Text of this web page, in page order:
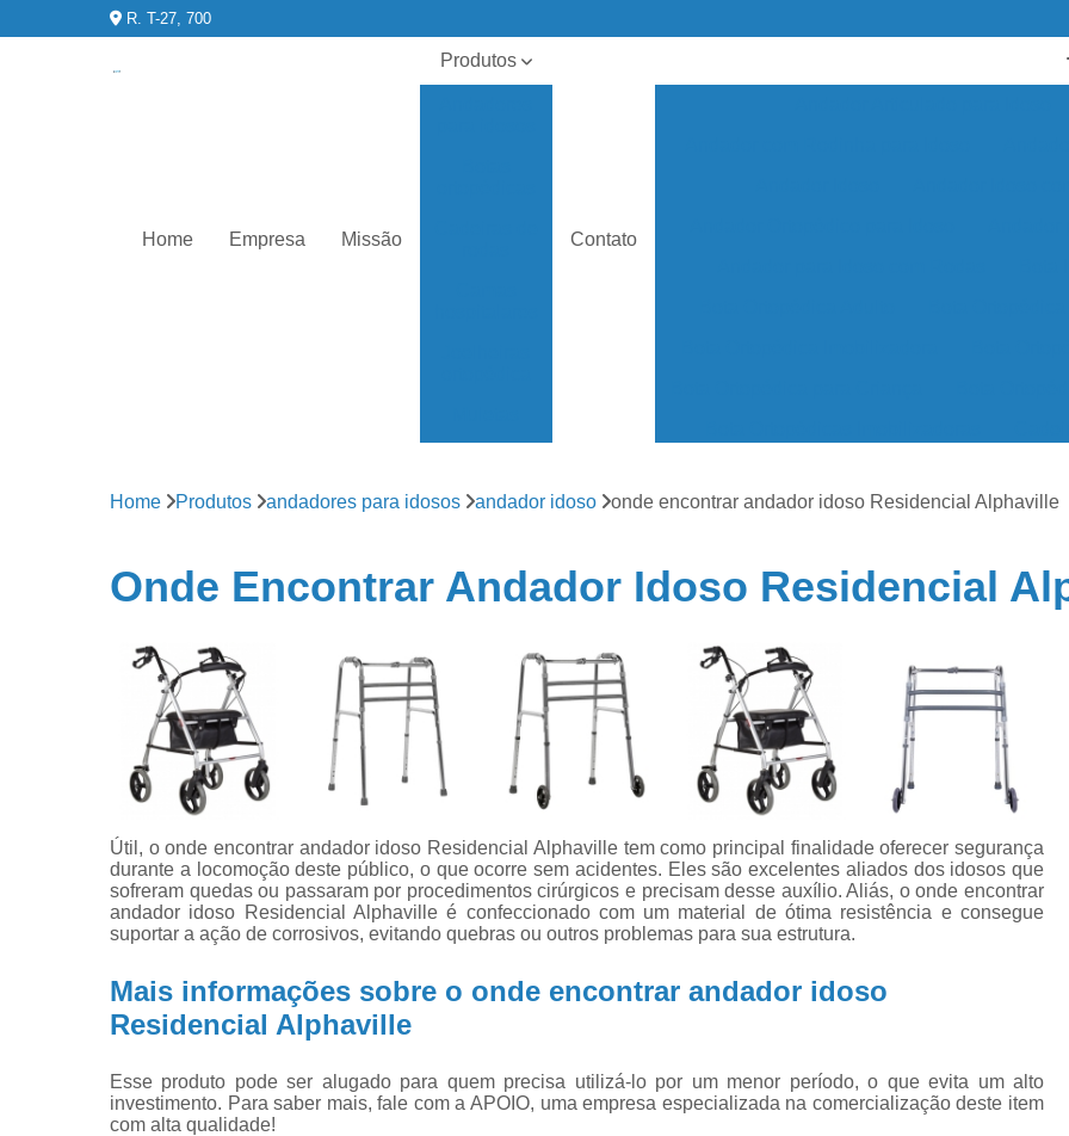
R. T-27, 700
Home Empresa Missão
Produtos
Contato
Cadeira de Rodas Infantil
Cadeira de
Cadeira de Rodas Simples
Cadeira
Cama Hospitalar Automatizada
Cama Hospitalar com Controle
Cama Hospitalar Motorizada
Cama
Cama Hospitalar Tipo Automática
Joelheira Ortopédica com Tala
Joelheira Ortopédica Ligamento Cruzado
Joelheira Ortopédicas para Desporto
Muleta de Alumínio
Muleta de Alumínio
Muleta Ortopédica
Home Produtos andadores para idosos andador idoso onde encontrar andador idoso Residencial Alphaville
Onde Encontrar Andador Idoso Residencial
Útil, o onde encontrar andador idoso Residencial Alphaville tem como principal finalidade oferecer segurança
durante a locomoção deste público, o que ocorre sem acidentes. Eles são excelentes aliados dos idosos que
sofreram quedas ou passaram por procedimentos cirúrgicos e precisam desse auxílio. Aliás, o onde encontrar
andador idoso Residencial Alphaville é confeccionado com um material de ótima resistência e consegue
suportar a ação de corrosivos, evitando quebras ou outros problemas para sua estrutura.
Mais informações sobre o onde encontrar andador idoso
Residencial Alphaville
Esse produto pode ser alugado para quem precisa utilizá-lo por um menor período, o que evita um alto
investimento. Para saber mais, fale com a APOIO, uma empresa especializada na comercialização deste item
com alta qualidade!